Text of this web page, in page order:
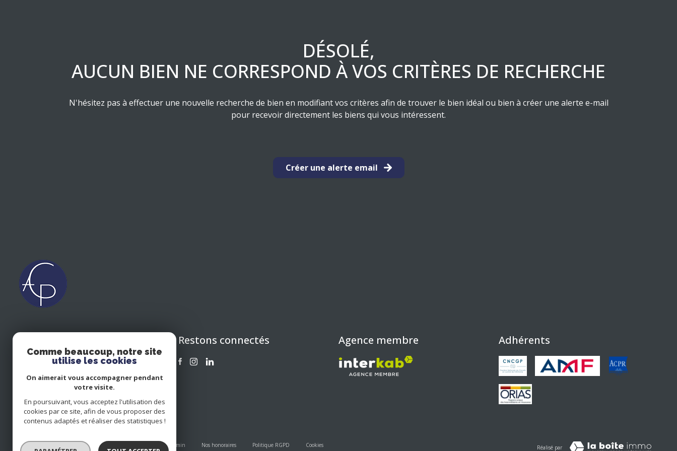
EMPRUNTEUR
DÉSOLÉ,
AUCUN BIEN NE CORRESPOND À VOS CRITÈRES DE RECHERCHE
N'hésitez pas à effectuer une nouvelle recherche de bien en modifiant vos critères afin de trouver le bien idéal ou bien à créer une alerte e-mail
pour recevoir directement les biens qui vous intéressent.
Créer une alerte email
EN PATRIMOINE 64
05 59 43 06 47
cacp64@icloud.com
" CÔTÉ IMMOBILIER " 15 RUE DE
BOURG 64480 USTARITZ
Restons connectés Agence membre Adhérents
Nos partenaires Mentions légales Admin Nos honoraires Politique RGPD Cookies Réalisé par
Comme beaucoup, notre site
utilise les cookies
On aimerait vous accompagner pendant
votre visite.
En poursuivant, vous acceptez l'utilisation des
cookies par ce site, afin de vous proposer des
contenus adaptés et réaliser des statistiques !